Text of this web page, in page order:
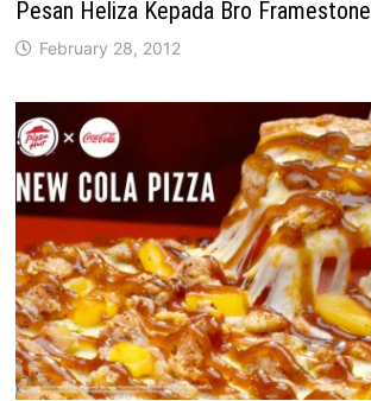
Pesan Heliza Kepada Bro Framestone
February 28, 2012